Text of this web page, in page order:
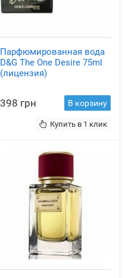
Парфюмированная вода
D&G The One Desire 75ml
(лицензия)
398 грн В корзину
Купить в 1 клик